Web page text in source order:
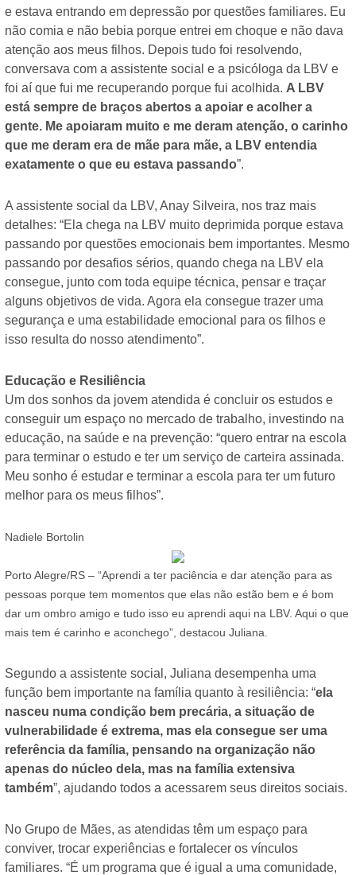
e estava entrando em depressão por questões familiares. Eu
não comia e não bebia porque entrei em choque e não dava
atenção aos meus filhos. Depois tudo foi resolvendo,
conversava com a assistente social e a psicóloga da LBV e
foi aí que fui me recuperando porque fui acolhida. A LBV
está sempre de braços abertos a apoiar e acolher a
gente. Me apoiaram muito e me deram atenção, o carinho
que me deram era de mãe para mãe, a LBV entendia
exatamente o que eu estava passando”.
A assistente social da LBV, Anay Silveira, nos traz mais
detalhes: “Ela chega na LBV muito deprimida porque estava
passando por questões emocionais bem importantes. Mesmo
passando por desafios sérios, quando chega na LBV ela
consegue, junto com toda equipe técnica, pensar e traçar
alguns objetivos de vida. Agora ela consegue trazer uma
segurança e uma estabilidade emocional para os filhos e
isso resulta do nosso atendimento”.
Educação e Resiliência
Um dos sonhos da jovem atendida é concluir os estudos e
conseguir um espaço no mercado de trabalho, investindo na
educação, na saúde e na prevenção: “quero entrar na escola
para terminar o estudo e ter um serviço de carteira assinada.
Meu sonho é estudar e terminar a escola para ter um futuro
melhor para os meus filhos”.
Nadiele Bortolin
Porto Alegre/RS – “Aprendi a ter paciência e dar atenção para as
pessoas porque tem momentos que elas não estão bem e é bom
dar um ombro amigo e tudo isso eu aprendi aqui na LBV. Aqui o que
mais tem é carinho e aconchego”, destacou Juliana.
Segundo a assistente social, Juliana desempenha uma
função bem importante na família quanto à resiliência: “ela
nasceu numa condição bem precária, a situação de
vulnerabilidade é extrema, mas ela consegue ser uma
referência da família, pensando na organização não
apenas do núcleo dela, mas na família extensiva
também”, ajudando todos a acessarem seus direitos sociais.
No Grupo de Mães, as atendidas têm um espaço para
conviver, trocar experiências e fortalecer os vínculos
familiares. “É um programa que é igual a uma comunidade,